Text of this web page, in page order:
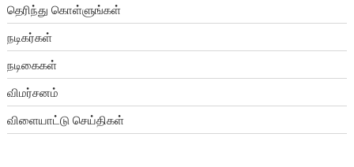
தெரிந்து கொள்ளுங்கள்
நடிகர்கள்
நடிகைகள்
விமர்சனம்
விளையாட்டு செய்திகள்